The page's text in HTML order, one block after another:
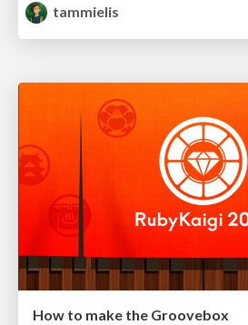
tammielis
How to make the Groovebox